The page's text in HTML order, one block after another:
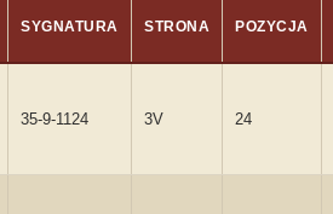
SYGNATURA STRONA POZYCJA
35-9-1124 3V 24